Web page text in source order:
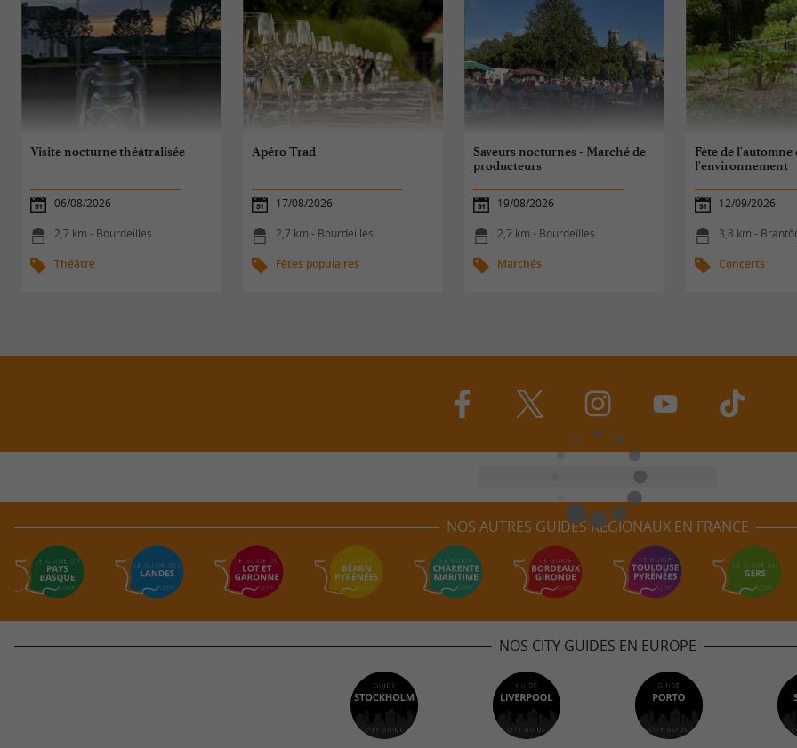
Visite nocturne théâtralisée
06/08/2026
2,7 km - Bourdeilles
Théâtre
Apéro Trad
17/08/2026
2,7 km - Bourdeilles
Fêtes populaires
Saveurs nocturnes - Marché de
producteurs
19/08/2026
2,7 km - Bourdeilles
Marchés
Fête de l'automne
l'environnement
12/09/2026
3,8 km -
Concerts
NOS AUTRES GUIDES RÉGIONAUX EN FRANCE
NOS CITY GUIDES EN EUROPE